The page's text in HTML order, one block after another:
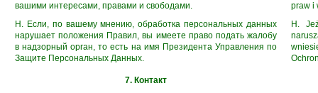
вашими интересами, правами и свободами.
praw i
H. Если, по вашему мнению, обработка персональных данных
нарушает положения Правил, вы имеете право подать жалобу
в надзорный орган, то есть на имя Президента Управления по
Защите Персональных Данных.
H.
7. Контакт